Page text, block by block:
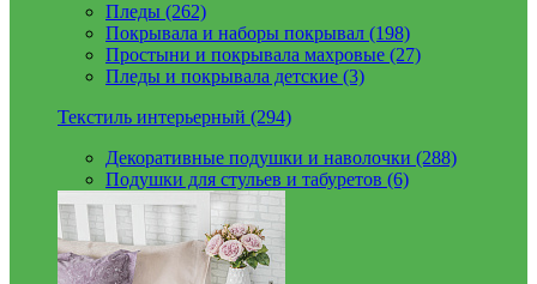
Пледы (262)
Покрывала и наборы покрывал (198)
Простыни и покрывала махровые (27)
Пледы и покрывала детские (3)
Текстиль интерьерный (294)
Декоративные подушки и наволочки (288)
Подушки для стульев и табуретов (6)